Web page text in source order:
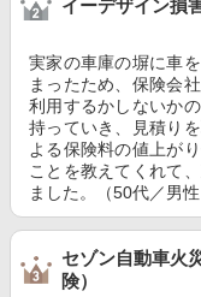
イーデザイン損
実家の車庫の塀に車
まったため、保険会
利用するかしないか
持っていき、見積り
よる保険料の値上が
ことを教えてくれて
ました。（50代／男性
セゾン自動車火
険）